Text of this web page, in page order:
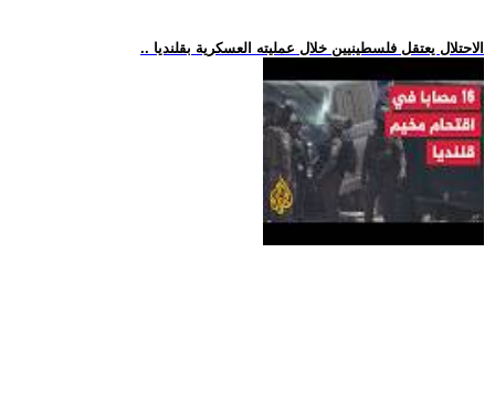
.. الاحتلال يعتقل فلسطينيين خلال عمليته العسكرية بقلنديا